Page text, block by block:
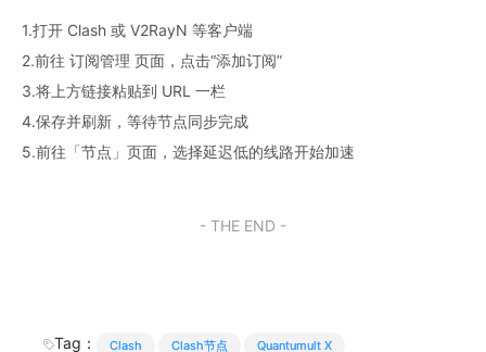
1.打开 Clash 或 V2RayN 等客户端
2.前往 订阅管理 页面，点击“添加订阅”
3.将上方链接粘贴到 URL 一栏
4.保存并刷新，等待节点同步完成
5.前往「节点」页面，选择延迟低的线路开始加速
- THE END -
Tag： Clash Clash节点
Quantumult X